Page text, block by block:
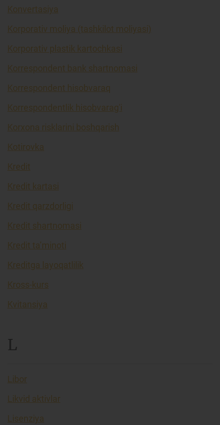
Konvertasiya
Korporativ moliya (tashkilot moliyasi)
Korporativ plastik kartochkasi
Korrespondent bank shartnomasi
Korrespondent hisobvaraq
Korrespondentlik hisobvarag'i
Korxona risklarini boshqarish
Kotirovka
Kredit
Kredit kartasi
Kredit qarzdorligi
Kredit shartnomasi
Kredit ta’minoti
Kreditga layoqatlilik
Kross-kurs
Kvitansiya
L
Libor
Likvid aktivlar
Lisenziya